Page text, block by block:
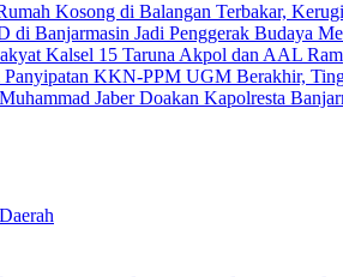
Kosong di Balangan Terbakar,
di Banjarmasin Jadi Penggerak Budaya
15 Taruna Akpol dan AAL
KKN-PPM UGM Berakhir,
Jaber Doakan Kapolresta